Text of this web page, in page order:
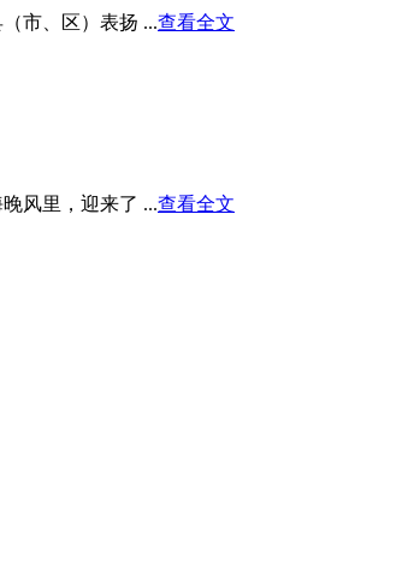
市、区）表扬 ...查看全文
风里，迎来了 ...查看全文